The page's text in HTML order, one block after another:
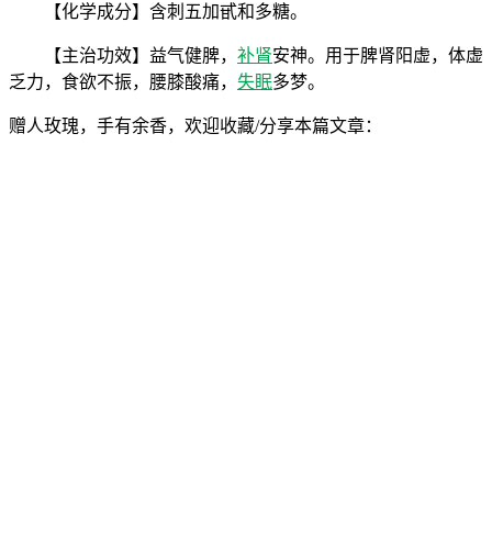
【化学成分】含刺五加甙和多糖。
【主治功效】益气健脾， 补肾安神。用于脾肾阳虚，体虚
乏力，食欲不振，腰膝酸痛， 失眠多梦。
赠人玫瑰，手有余香，欢迎收藏/分享本篇文章：